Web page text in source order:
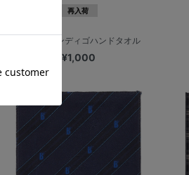
再入荷
【+B】/インディゴハンドタオル
¥1,000